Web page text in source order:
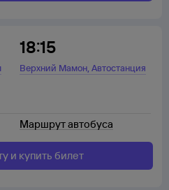
18:15
Верхний Мамон,Автостанция
Маршрут автобуса
и купить билет